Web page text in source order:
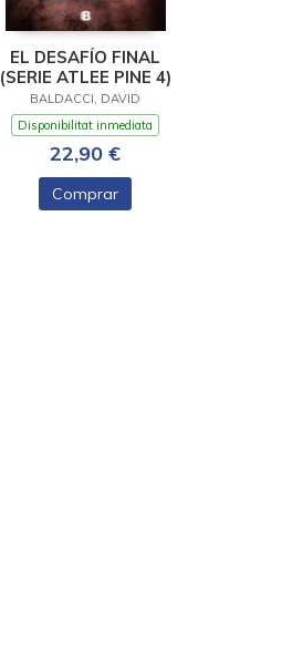
EL DESAFÍO FINAL
(SERIE ATLEE PINE 4)
BALDACCI, DAVID
Disponibilitat inmediata
22,90 €
Comprar